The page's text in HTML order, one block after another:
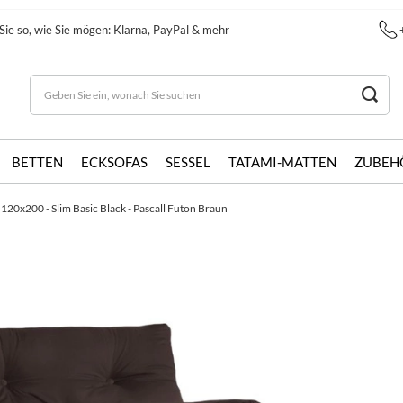
so, wie Sie mögen: Klarna, PayPal & mehr
BETTEN ECKSOFAS SESSEL TATAMI-MATTEN
- Slim Basic Black - Pascall Futon Braun